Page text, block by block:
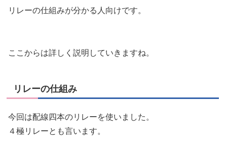
リレーの仕組みが分かる人向けです。
ここからは詳しく説明していきますね。
リレーの仕組み
今回は配線四本のリレーを使いました。
４極リレーとも言います。